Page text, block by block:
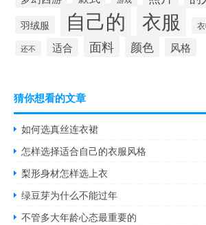
羽绒服 自己的 衣服
还不 适合 面料 颜色 风格
猜你想看的文章
如何选真丝连衣裙
怎样选择适合自己的衣服风格
梨形身材怎样选上衣
绿豆芽为什么不能过年
不管多大年龄心态最重要的